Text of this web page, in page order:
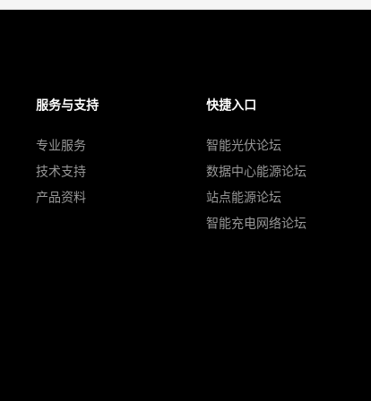
服务与支持
专业服务
技术支持
产品资料
快捷入口
智能光伏论坛
数据中心能源论坛
站点能源论坛
智能充电网络论坛